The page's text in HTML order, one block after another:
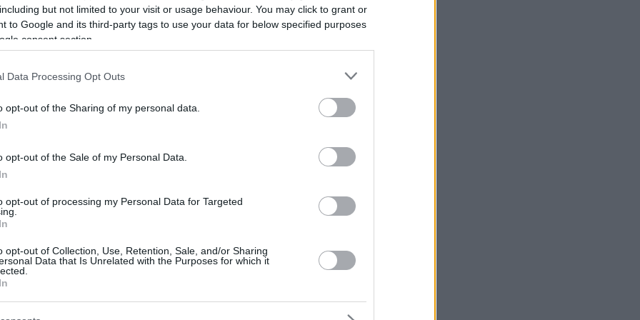
but not limited to your visit or usage behaviour. You may click to grant or
to Google and its third-party tags to use your data for below specified purposes
consent section.
Data Processing Opt Outs
opt-out of the Sharing of my personal data.
opt-out of the Sale of my Personal Data.
opt-out of processing my Personal Data for Targeted
opt-out of Collection, Use, Retention, Sale, and/or Sharing
Data that Is Unrelated with the Purposes for which it
από τον Κολωνό
10 βιαστές από
στην αστυνομία πώς το καινούργιο πανάκριβο
και διάφορες άλλες παράμετροι δεν είχαν
της οικογένειας της 12χρονης
ευνουχισμό για τους βιαστές
εξετάζει το Περού
σόκαρε τη χώρα
11